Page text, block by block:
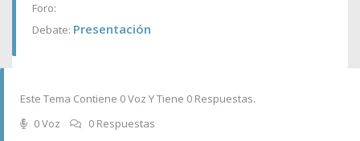
Foro:
Debate: Presentación
Este Tema Contiene 0 Voz Y Tiene 0 Respuestas.
0 Voz
0 Respuestas